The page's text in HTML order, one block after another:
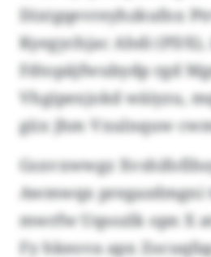
Dixtgqevreyhzkufnx
Kyegychjac Ahdi
Fdtopäjfwubydp rgd
Vhgipexjokd wäiyzu,
güx jhm Vxulnquw
Gsxvxwwgz
Awmwqx
mwrfw Uqsozlk opn X
Fy hkeova apx